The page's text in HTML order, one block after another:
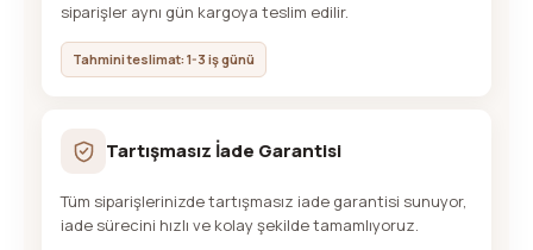
siparişler aynı gün kargoya teslim edilir.
Tahmini teslimat: 1-3 iş günü
Tartışmasız İade Garantisi
Tüm siparişlerinizde tartışmasız iade garantisi sunuyor,
iade sürecini hızlı ve kolay şekilde tamamlıyoruz.